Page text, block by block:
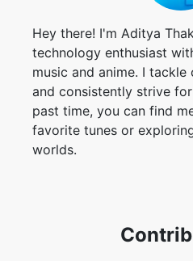
Hey there! I'm Aditya
technology enthusiast
music and anime. I tackle
and consistently strive
past time, you can find
favorite tunes or
worlds.